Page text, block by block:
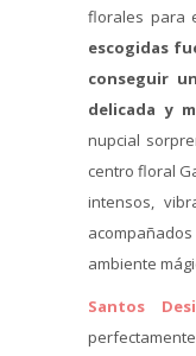
florales para
escogidas
conseguir
delicada y
nupcial
centro floral
intensos,
ambiente
Santos